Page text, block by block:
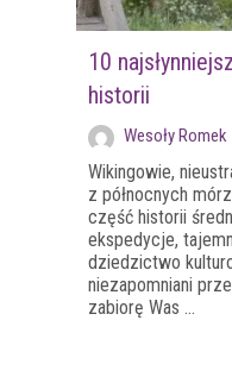
10
historii
Wesoły Romek
Wikingowie,
z północnych
część historii
ekspedycje,
dziedzictwo
niezapomniani
zabiorę Was ...